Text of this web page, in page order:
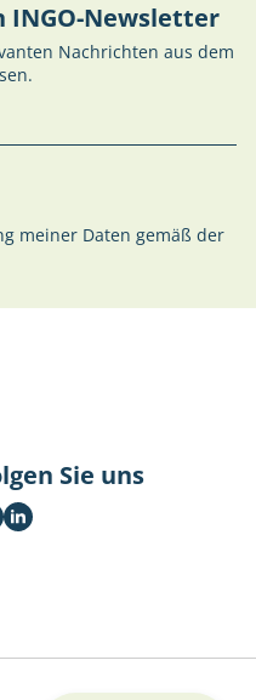
INGO-Newsletter
Nachrichten aus dem
meiner Daten gemäß der
Sie uns